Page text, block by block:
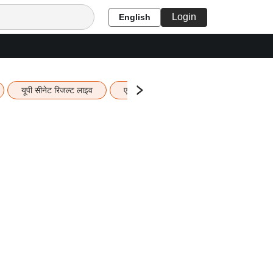
English Login
यूपी सीनेट रिजल्ट लाइव एचबीएसई 12वीं का रिजल्ट लाइव